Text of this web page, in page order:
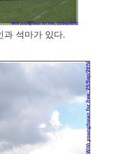
과 석마가 있다.